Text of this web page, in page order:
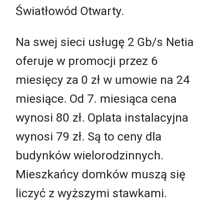
Światłowód Otwarty.
Na swej sieci usługę 2 Gb/s Netia
oferuje w promocji przez 6
miesięcy za 0 zł w umowie na 24
miesiące. Od 7. miesiąca cena
wynosi 80 zł. Oplata instalacyjna
wynosi 79 zł. Są to ceny dla
budynków wielorodzinnych.
Mieszkańcy domków muszą się
liczyć z wyższymi stawkami.